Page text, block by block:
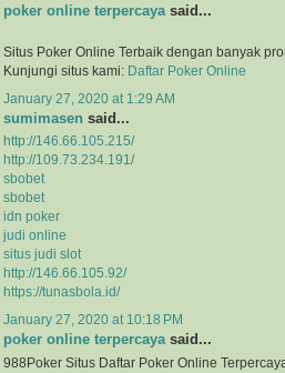
poker online terpercaya said...
Situs Poker Online Terbaik dengan banyak
Kunjungi situs kami: Daftar Poker Online
January 27, 2020 at 1:29 AM
sumimasen said...
http://146.66.105.215/
http://109.73.234.191/
sbobet
sbobet
idn poker
judi online
situs judi slot
http://146.66.105.92/
https://tunasbola.id/
January 27, 2020 at 10:18 PM
poker online terpercayasaid...
988Poker Situs Daftar Poker Online